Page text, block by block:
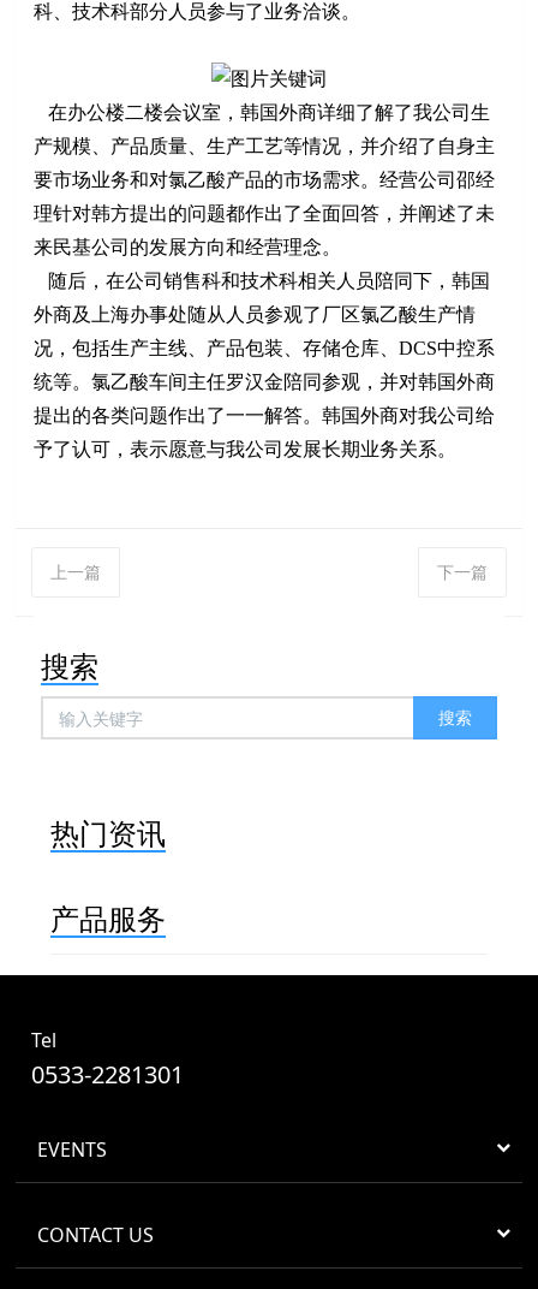
科、技术科部分人员参与了业务洽谈。
在办公楼二楼会议室，韩国外商详细了解了我公司生
产规模、产品质量、生产工艺等情况，并介绍了自身主
要市场业务和对氯乙酸产品的市场需求。经营公司邵经
理针对韩方提出的问题都作出了全面回答，并阐述了未
来民基公司的发展方向和经营理念。
随后，在公司销售科和技术科相关人员陪同下，韩国
外商及上海办事处随从人员参观了厂区氯乙酸生产情
况，包括生产主线、产品包装、存储仓库、DCS中控系
统等。氯乙酸车间主任罗汉金陪同参观，并对韩国外商
提出的各类问题作出了一一解答。韩国外商对我公司给
予了认可，表示愿意与我公司发展长期业务关系。
上一篇 下一篇
搜索
搜索
热门资讯
产品服务
Tel
0533-2281301
EVENTS
CONTACT US